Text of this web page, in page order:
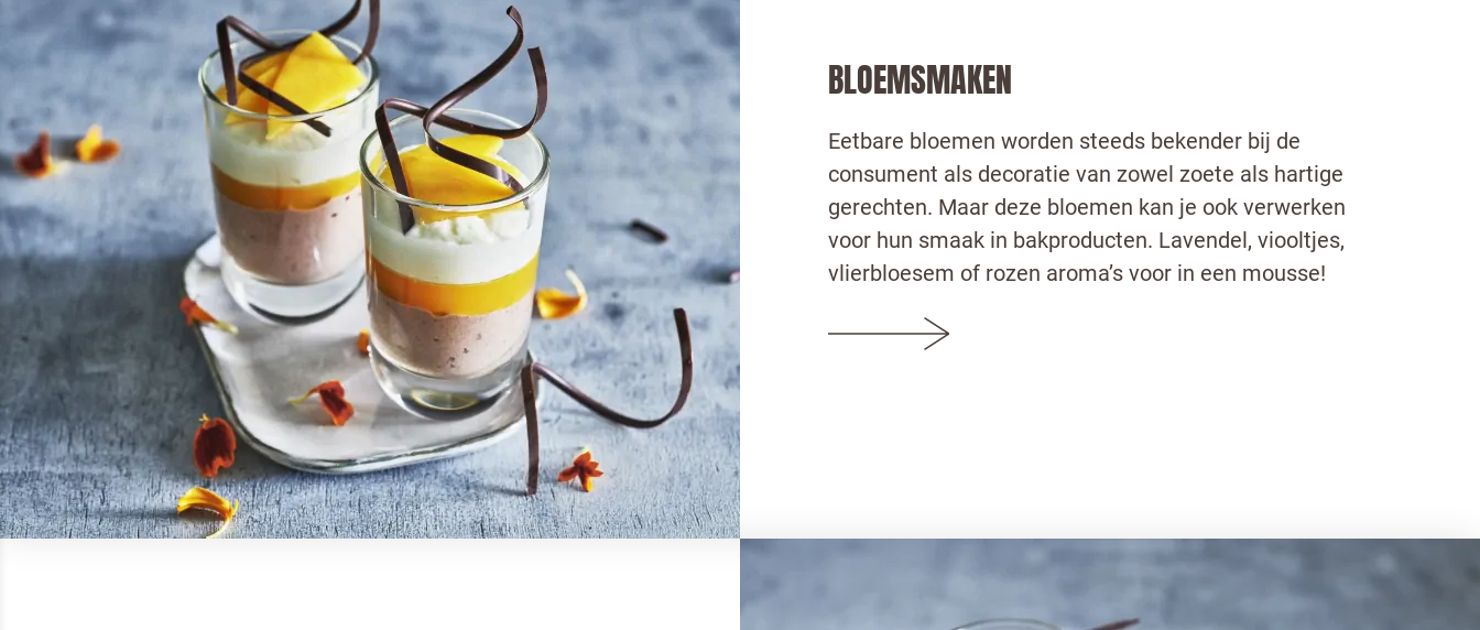
BLOEMSMAKEN
Eetbare bloemen worden steeds bekender bij de
consument als decoratie van zowel zoete als hartige
gerechten. Maar deze bloemen kan je ook verwerken
voor hun smaak in bakproducten. Lavendel, viooltjes,
vlierbloesem of rozen aroma’s voor in een mousse!